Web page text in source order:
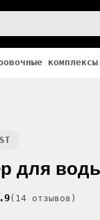
для
(14 отзывов)